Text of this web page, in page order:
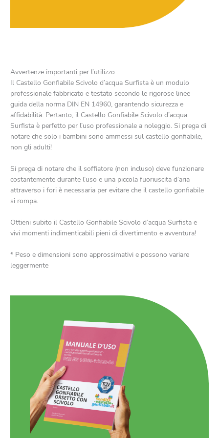
Avvertenze importanti per l’utilizzo
Il Castello Gonfiabile Scivolo d’acqua Surfista è un modulo
professionale fabbricato e testato secondo le rigorose linee
guida della norma DIN EN 14960, garantendo sicurezza e
affidabilità. Pertanto, il Castello Gonfiabile Scivolo d’acqua
Surfista è perfetto per l’uso professionale a noleggio. Si prega di
notare che solo i bambini sono ammessi sul castello gonfiabile,
non gli adulti!
Si prega di notare che il soffiatore (non incluso) deve funzionare
costantemente durante l’uso e una piccola fuoriuscita d’aria
attraverso i fori è necessaria per evitare che il castello gonfiabile
si rompa.
Ottieni subito il Castello Gonfiabile Scivolo d’acqua Surfista e
vivi momenti indimenticabili pieni di divertimento e avventura!
* Peso e dimensioni sono approssimativi e possono variare
leggermente